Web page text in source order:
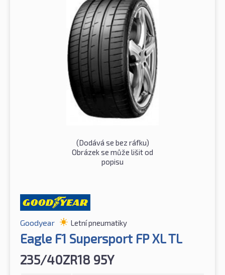
(Dodává se bez ráfku)
Obrázek se může lišit od
popisu
Goodyear Letní pneumatiky
Eagle F1 Supersport FP XL TL
235/40ZR18 95Y